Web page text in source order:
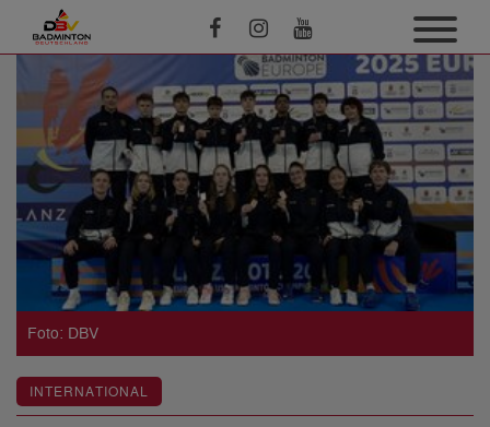
Foto: DBV
INTERNATIONAL